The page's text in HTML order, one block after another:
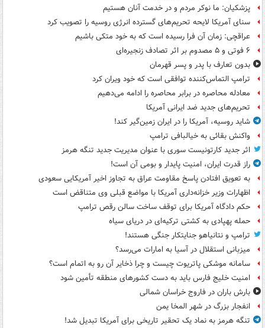
پزشکیان: ما نوکر مردم و در خدمت آنان هستیم
سنای آمریکا لایحه تحریم‌های گسترده انرژی روسیه را تصویب کرد
عراقچی: زمان آن فرا رسیده است که به خود متکی باشیم
۶ فوتی و ۵ مصدوم بر اثر تصادف زنجیره‌ای
بدون تعارف با پدر و پسر قهرمان
ترامپ التماس‌کننده توافقی است که خود ویران کرد
معادله محاصره در برابر محاصره را ادامه می‌دهیم
تحریم‌های جدید ضد ایرانی آمریکا
شاید روسیه، آمریکا را در ایران زمین‌گیر کند!
واکنش بقائی به خیالبافی ترامپ
اثر جدید کارتونیست سوری با عنوان مدیریت جدید تنگه هرمز
راز قدرت ایران، امنیت پایدار و بومی آن است!
به تعویق افتادن پاسخ مقاومت عراق به تجاوز اخیر آمریکایی سعودی
اظهارات وزیر خزانه‌داری آمریکا با مواضع قبلی وی متناقض است
حکم دادگاه آمریکا برای توقف ساخت سالن رقص ترامپ
حمله پهپادی به کشتی ترکیه‌ای در دریای سیاه
ترامپ و نتانیاهو جنایتکار جنگی هستند!
میزبانی استقلال در آسیا به امارات می‌رسد؟
سامانه موشکی پاتریوت چیست و چرا ذخایر آن رو به اتمام است؟
امنیت خلیج فارس باید به دست کشورهای منطقه تأمین شود
بارش باران در فاروج خراسان شمالی
انفجار بزرگ در شهر المخا یمن
تنگه هرمز به نماد یک تحقیر تاریخی برای آمریکا تبدیل شد!